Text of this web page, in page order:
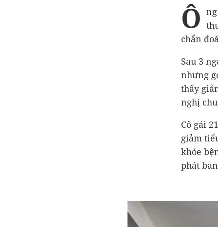
Ô
chẩn
Sau 3
nhưng
thấy
nghị
Cô gái
giảm
khỏe
phát